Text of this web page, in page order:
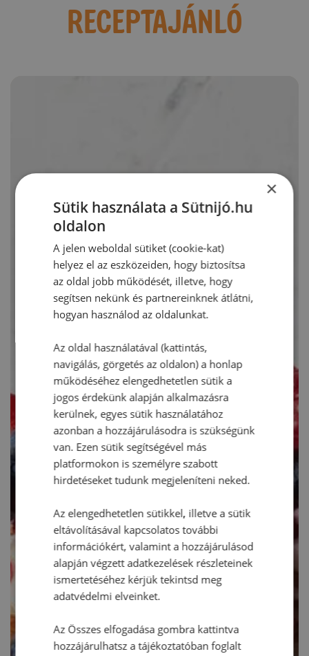
RECEPTAJÁNLÓ
×
Sütik használata a Sütnijó.hu
oldalon
A jelen weboldal sütiket (cookie-kat)
helyez el az eszközeiden, hogy biztosítsa
az oldal jobb működését, illetve, hogy
segítsen nekünk és partnereinknek átlátni,
hogyan használod az oldalunkat.
Az oldal használatával (kattintás,
navigálás, görgetés az oldalon) a honlap
működéséhez elengedhetetlen sütik a
jogos érdekünk alapján alkalmazásra
kerülnek, egyes sütik használatához
azonban a hozzájárulásodra is szükségünk
van. Ezen sütik segítségével más
platformokon is személyre szabott
hirdetéseket tudunk megjeleníteni neked.
Az elengedhetetlen sütikkel, illetve a sütik
eltávolításával kapcsolatos további
információkért, valamint a hozzájárulásod
alapján végzett adatkezelések részleteinek
ismertetéséhez kérjük tekintsd meg
adatvédelmi elveinket.
Az Összes elfogadása gombra kattintva
hozzájárulhatsz a tájékoztatóban foglalt